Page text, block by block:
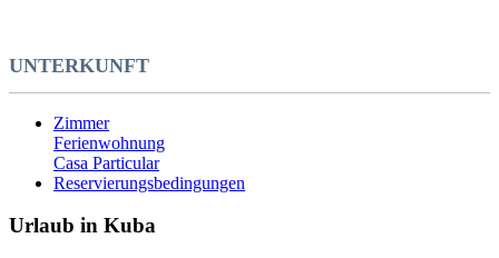
UNTERKUNFT
Zimmer
Ferienwohnung
Casa Particular
Reservierungsbedingungen
Urlaub in Kuba